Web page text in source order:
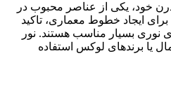
خود، یکی از عناصر محبوب در
ایجاد خطوط معماری، تاکید
بسیار مناسب هستند. نور
یا برندهای لوکس استفاده